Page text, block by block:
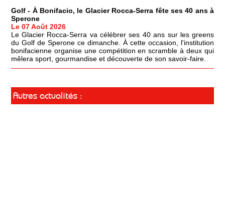
Golf - À Bonifacio, le Glacier Rocca-Serra fête ses 40 ans à
Sperone
Le 07 Août 2026
Le Glacier Rocca-Serra va célébrer ses 40 ans sur les greens
du Golf de Sperone ce dimanche. À cette occasion, l'institution
bonifacienne organise une compétition en scramble à deux qui
mêlera sport, gourmandise et découverte de son savoir-faire.
Autres actualités :